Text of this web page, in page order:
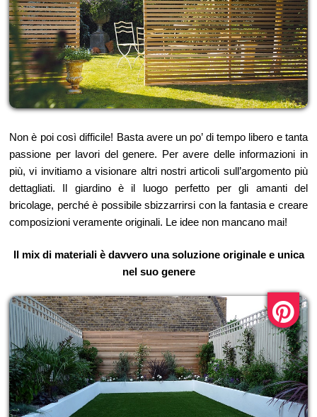
Non è poi così difficile! Basta avere un po’ di tempo libero e tanta
passione per lavori del genere. Per avere delle informazioni in
più, vi invitiamo a visionare altri nostri articoli sull’argomento più
dettagliati. Il giardino è il luogo perfetto per gli amanti del
bricolage, perché è possibile sbizzarrirsi con la fantasia e creare
composizioni veramente originali. Le idee non mancano mai!
Il mix di materiali è davvero una soluzione originale e unica
nel suo genere